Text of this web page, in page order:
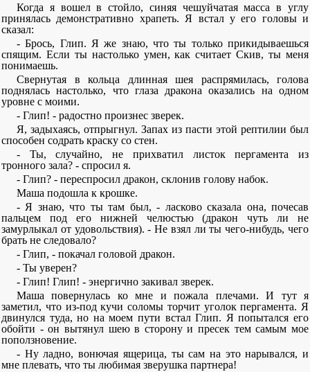
Когда я вошел в стойло, синяя чешуйчатая масса в углу
принялась демонстративно храпеть. Я встал у его головы и
сказал:
- Брось, Глип. Я же знаю, что ты только прикидываешься
спящим. Если ты настолько умен, как считает Скив, ты меня
понимаешь.
Свернутая в кольца длинная шея распрямилась, голова
поднялась настолько, что глаза дракона оказались на одном
уровне с моими.
- Глип! - радостно произнес зверек.
Я, задыхаясь, отпрыгнул. Запах из пасти этой рептилии был
способен содрать краску со стен.
- Ты, случайно, не прихватил листок пергамента из
тронного зала? - спросил я.
- Глип? - переспросил дракон, склонив голову набок.
Маша подошла к крошке.
- Я знаю, что ты там был, - ласково сказала она, почесав
пальцем под его нижней челюстью (дракон чуть ли не
замурлыкал от удовольствия). - Не взял ли ты чего-нибудь, чего
брать не следовало?
- Глип, - покачал головой дракон.
- Ты уверен?
- Глип! Глип! - энергично закивал зверек.
Маша повернулась ко мне и пожала плечами. И тут я
заметил, что из-под кучи соломы торчит уголок пергамента. Я
двинулся туда, но на моем пути встал Глип. Я попытался его
обойти - он вытянул шею в сторону и пресек тем самым мое
поползновение.
- Ну ладно, вонючая ящерица, ты сам на это нарывался, и
мне плевать, что ты любимая зверушка партнера!